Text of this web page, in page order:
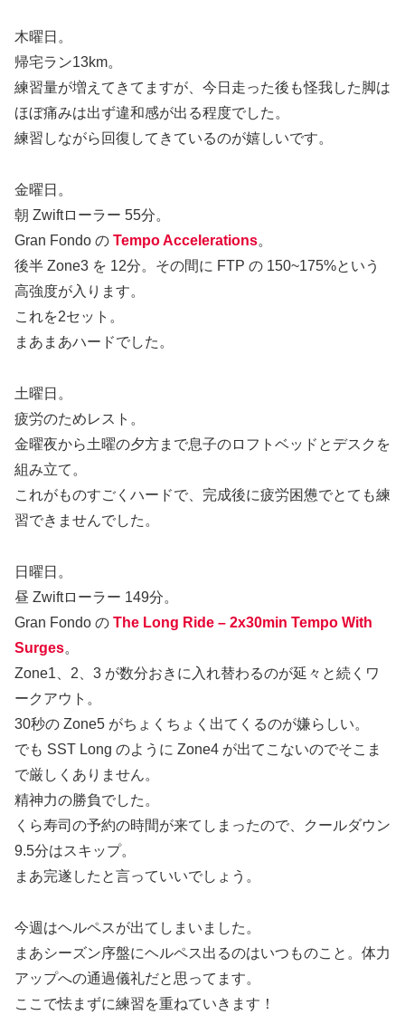
木曜日。
帰宅ラン13km。
練習量が増えてきてますが、今日走った後も怪我した脚は
ほぼ痛みは出ず違和感が出る程度でした。
練習しながら回復してきているのが嬉しいです。
金曜日。
朝 Zwiftローラー 55分。
Gran Fondo の Tempo Accelerations。
後半 Zone3 を 12分。その間に FTP の 150~175%という
高強度が入ります。
これを2セット。
まあまあハードでした。
土曜日。
疲労のためレスト。
金曜夜から土曜の夕方まで息子のロフトベッドとデスクを
組み立て。
これがものすごくハードで、完成後に疲労困憊でとても練
習できませんでした。
日曜日。
昼 Zwiftローラー 149分。
Gran Fondo の The Long Ride – 2x30min Tempo With
Surges。
Zone1、2、3 が数分おきに入れ替わるのが延々と続くワ
ークアウト。
30秒の Zone5 がちょくちょく出てくるのが嫌らしい。
でも SST Long のように Zone4 が出てこないのでそこま
で厳しくありません。
精神力の勝負でした。
くら寿司の予約の時間が来てしまったので、クールダウン
9.5分はスキップ。
まあ完遂したと言っていいでしょう。
今週はヘルペスが出てしまいました。
まあシーズン序盤にヘルペス出るのはいつものこと。体力
アップへの通過儀礼だと思ってます。
ここで怯まずに練習を重ねていきます！